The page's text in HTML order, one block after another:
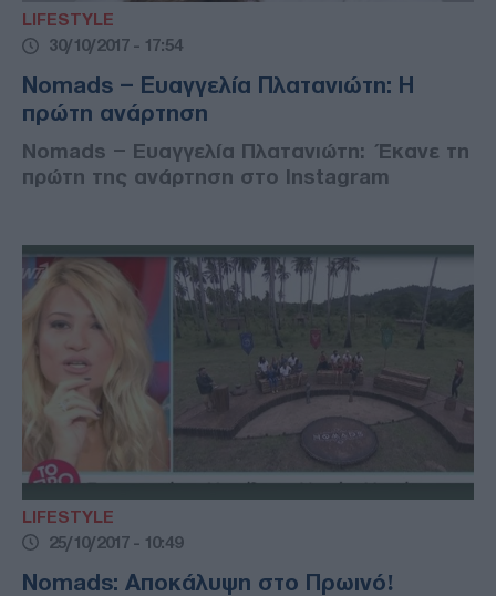
LIFESTYLE
30/10/2017 - 17:54
Nomads – Ευαγγελία Πλατανιώτη: Η
πρώτη ανάρτηση
Nomads – Ευαγγελία Πλατανιώτη: Έκανε τη
πρώτη της ανάρτηση στο Instagram
LIFESTYLE
25/10/2017 - 10:49
Nomads: Αποκάλυψη στο Πρωινό!